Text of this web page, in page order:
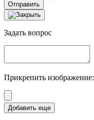
Отправить
Задать вопрос
Прикрепить изображение: